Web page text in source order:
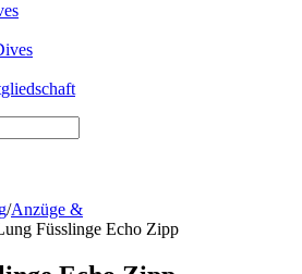
/Anzüge &
Füsslinge Echo Zipp